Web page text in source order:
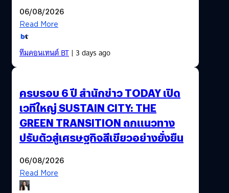
06/08/2026
Read More
ทีมคอนเทนต์ BT| 3 days ago
ครบรอบ 6 ปี สำนักข่าว TODAY เปิด
เวทีใหญ่ SUSTAIN CITY: THE
GREEN TRANSITION ถกแนวทาง
ปรับตัวสู่เศรษฐกิจสีเขียวอย่างยั่งยืน
06/08/2026
Read More